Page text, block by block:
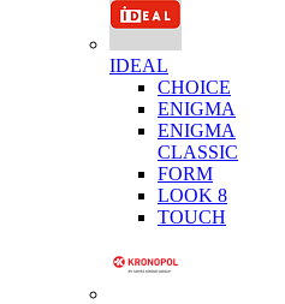
IDEAL
CHOICE
ENIGMA
ENIGMA
CLASSIC
FORM
LOOK 8
TOUCH